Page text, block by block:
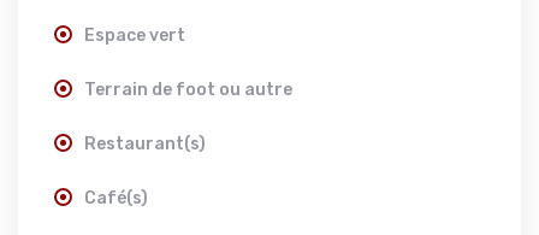
Espace vert
Terrain de foot ou autre
Restaurant(s)
Café(s)